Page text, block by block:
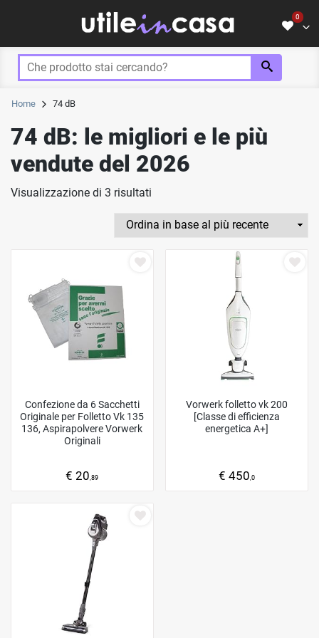
0
Usa il pulsante con il cuore che trovi
sopra i prodotti!
Home 74 dB
74 dB: le migliori e le più
vendute del 2026
Visualizzazione di 3 risultati
Confezione da 6 Sacchetti
Originale per Folletto Vk 135
136, Aspirapolvere Vorwerk
Originali
€ 20 ,89
Vorwerk folletto vk 200
[Classe di efficienza
energetica A+]
€ 450 ,0